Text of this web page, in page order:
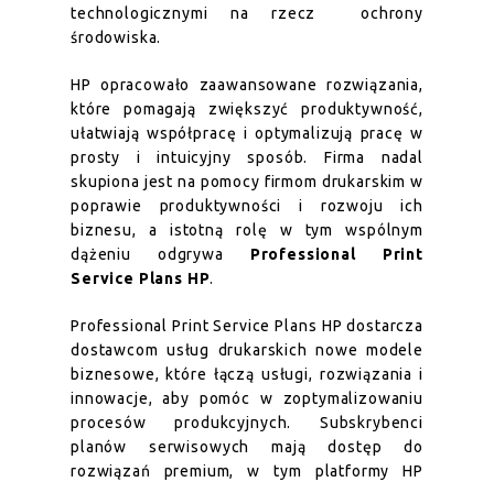
technologicznymi na rzecz ochrony
środowiska.
HP opracowało zaawansowane rozwiązania,
które pomagają zwiększyć produktywność,
ułatwiają współpracę i optymalizują pracę w
prosty i intuicyjny sposób. Firma nadal
skupiona jest na pomocy firmom drukarskim w
poprawie produktywności i rozwoju ich
biznesu, a istotną rolę w tym wspólnym
dążeniu odgrywa Professional Print
Service Plans HP.
Professional Print Service Plans HP dostarcza
dostawcom usług drukarskich nowe modele
biznesowe, które łączą usługi, rozwiązania i
innowacje, aby pomóc w zoptymalizowaniu
procesów produkcyjnych. Subskrybenci
planów serwisowych mają dostęp do
rozwiązań premium, w tym platformy HP